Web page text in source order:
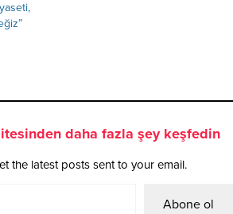
daha fazla şey keşfedin
the latest posts sent to your email.
Abone ol